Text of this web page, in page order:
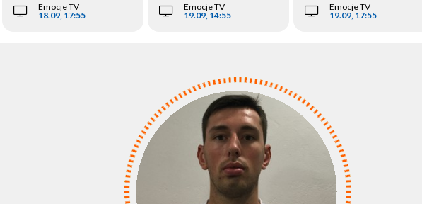
Emocje TV
18.09, 17:55
Emocje TV
19.09, 14:55
Emocje TV
19.09, 17:55